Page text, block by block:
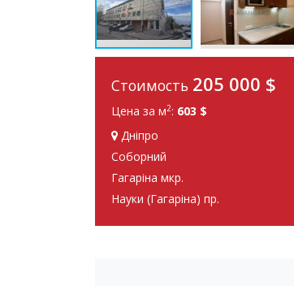
Стоимость 205 000 $
Цена за м2: 603 $
Дніпро
Соборний
Гагаріна мкр.
Науки (Гагаріна) пр.